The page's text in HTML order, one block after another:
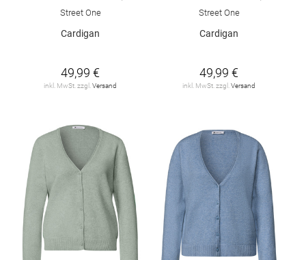
Street One
Cardigan
49,99 €
inkl. MwSt. zzgl. Versand
Street One
Cardigan
49,99 €
inkl. MwSt. zzgl. Versand